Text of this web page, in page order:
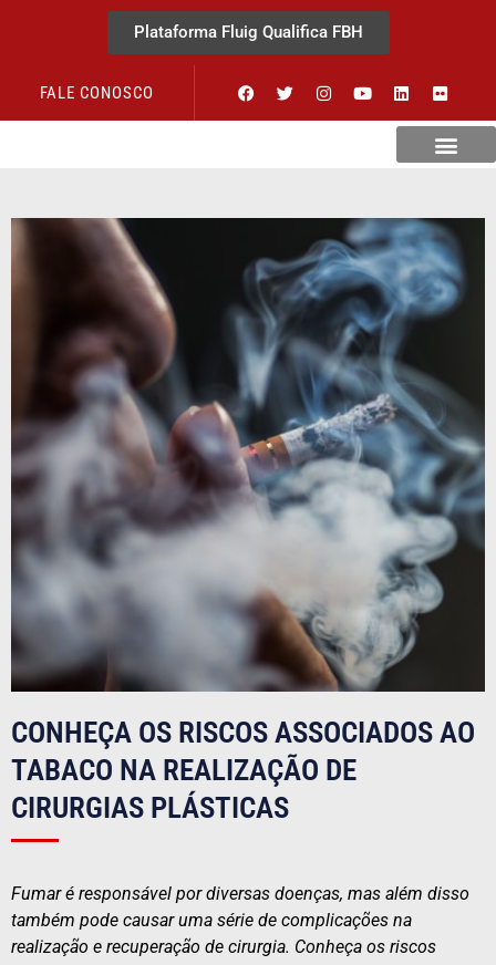
Plataforma Fluig Qualifica FBH
FALE CONOSCO
CONHEÇA OS RISCOS ASSOCIADOS AO
TABACO NA REALIZAÇÃO DE
CIRURGIAS PLÁSTICAS
Fumar é responsável por diversas doenças, mas além disso
também pode causar uma série de complicações na
realização e recuperação de cirurgia. Conheça os riscos